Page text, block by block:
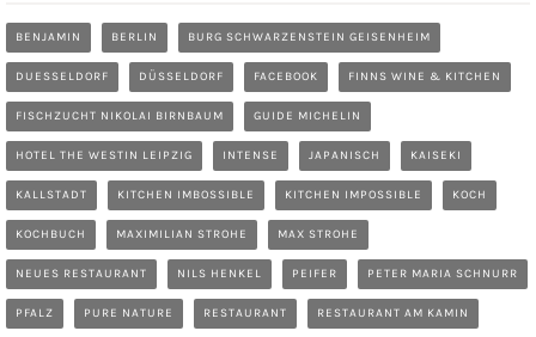
BENJAMIN BERLIN BURG SCHWARZENSTEIN GEISENHEIM
DUESSELDORF DÜSSELDORF FACEBOOK FINNS WINE & KITCHEN
FISCHZUCHT NIKOLAI BIRNBAUM GUIDE MICHELIN
HOTEL THE WESTIN LEIPZIG INTENSE JAPANISCH KAISEKI
KALLSTADT KITCHEN IMBOSSIBLE KITCHEN IMPOSSIBLE KOCH
KOCHBUCH MAXIMILIAN STROHE MAX STROHE
NEUES RESTAURANT NILS HENKEL PEIFER PETER MARIA SCHNURR
PFALZ PURE NATURE RESTAURANT RESTAURANT AM KAMIN